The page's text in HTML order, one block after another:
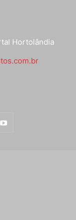
Hortolândia